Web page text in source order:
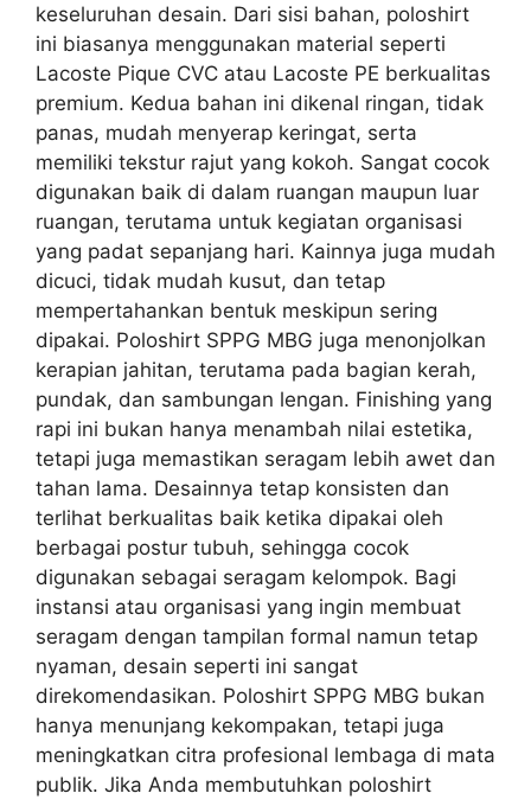
keseluruhan desain. Dari sisi bahan, poloshirt
ini biasanya menggunakan material seperti
Lacoste Pique CVC atau Lacoste PE berkualitas
premium. Kedua bahan ini dikenal ringan, tidak
panas, mudah menyerap keringat, serta
memiliki tekstur rajut yang kokoh. Sangat cocok
digunakan baik di dalam ruangan maupun luar
ruangan, terutama untuk kegiatan organisasi
yang padat sepanjang hari. Kainnya juga mudah
dicuci, tidak mudah kusut, dan tetap
mempertahankan bentuk meskipun sering
dipakai. Poloshirt SPPG MBG juga menonjolkan
kerapian jahitan, terutama pada bagian kerah,
pundak, dan sambungan lengan. Finishing yang
rapi ini bukan hanya menambah nilai estetika,
tetapi juga memastikan seragam lebih awet dan
tahan lama. Desainnya tetap konsisten dan
terlihat berkualitas baik ketika dipakai oleh
berbagai postur tubuh, sehingga cocok
digunakan sebagai seragam kelompok. Bagi
instansi atau organisasi yang ingin membuat
seragam dengan tampilan formal namun tetap
nyaman, desain seperti ini sangat
direkomendasikan. Poloshirt SPPG MBG bukan
hanya menunjang kekompakan, tetapi juga
meningkatkan citra profesional lembaga di mata
publik. Jika Anda membutuhkan poloshirt